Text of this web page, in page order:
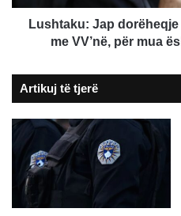
VV’në,
e
papranueshme
Lushtaku: Jap
me VV’në, për mua
Artikuj të tjerë